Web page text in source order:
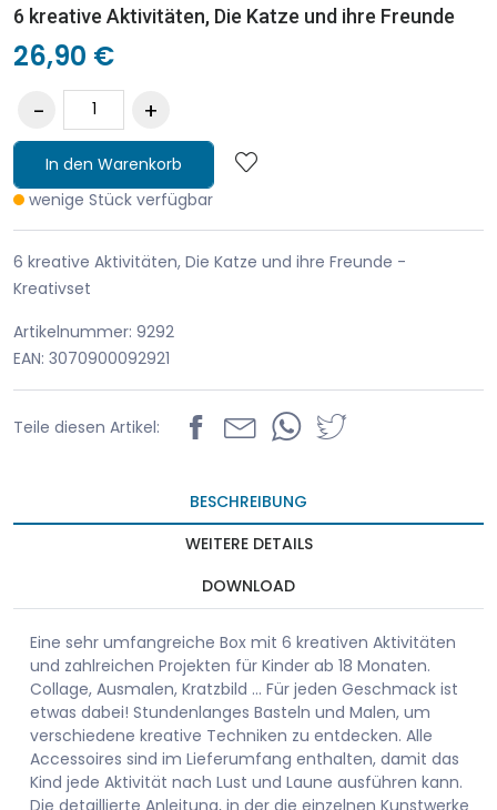
6 kreative Aktivitäten, Die Katze und ihre Freunde
26,90 €
In den Warenkorb
wenige Stück verfügbar
6 kreative Aktivitäten, Die Katze und ihre Freunde -
Kreativset
Artikelnummer: 9292
EAN: 3070900092921
Teile diesen Artikel:
BESCHREIBUNG
WEITERE DETAILS
DOWNLOAD
Eine sehr umfangreiche Box mit 6 kreativen Aktivitäten
und zahlreichen Projekten für Kinder ab 18 Monaten.
Collage, Ausmalen, Kratzbild ... Für jeden Geschmack ist
etwas dabei! Stundenlanges Basteln und Malen, um
verschiedene kreative Techniken zu entdecken. Alle
Accessoires sind im Lieferumfang enthalten, damit das
Kind jede Aktivität nach Lust und Laune ausführen kann.
Die detaillierte Anleitung, in der die einzelnen Kunstwerke